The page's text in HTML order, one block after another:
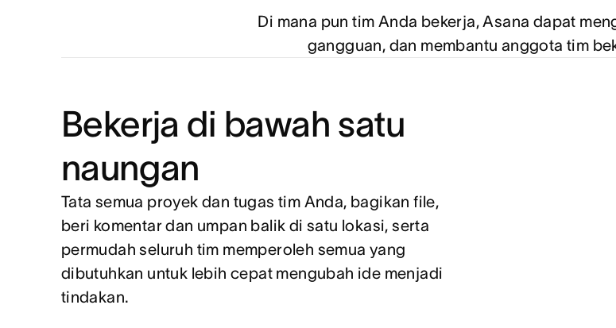
Di mana pun tim Anda bekerja, Asana dapat
gangguan, dan membantu anggota tim
Bekerja di bawah satu
naungan
Tata semua proyek dan tugas tim Anda, bagikan file,
beri komentar dan umpan balik di satu lokasi, serta
permudah seluruh tim memperoleh semua yang
dibutuhkan untuk lebih cepat mengubah ide menjadi
tindakan.